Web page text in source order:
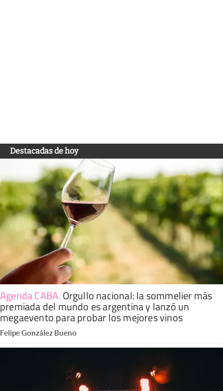
Destacadas de hoy
Agenda CABA. Orgullo nacional: la sommelier más
premiada del mundo es argentina y lanzó un
megaevento para probar los mejores vinos
Felipe González Bueno